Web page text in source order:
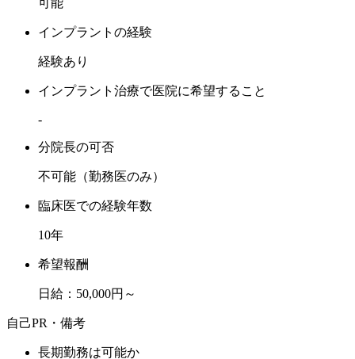
可能
インプラントの経験
経験あり
インプラント治療で医院に希望すること
-
分院長の可否
不可能（勤務医のみ）
臨床医での経験年数
10年
希望報酬
日給：50,000円～
自己PR・備考
長期勤務は可能か